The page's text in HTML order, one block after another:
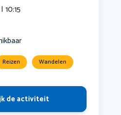
Reizen Wandelen
de activiteit